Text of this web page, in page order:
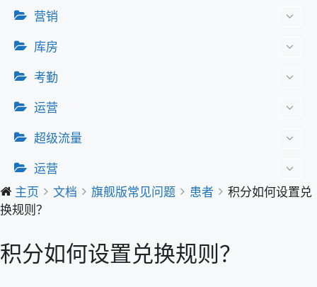
营销
库房
考勤
运营
超级流量
运营
主页
文档 旗舰版常见问题 患者
积分如何设置兑
换规则？
积分如何设置兑换规则？